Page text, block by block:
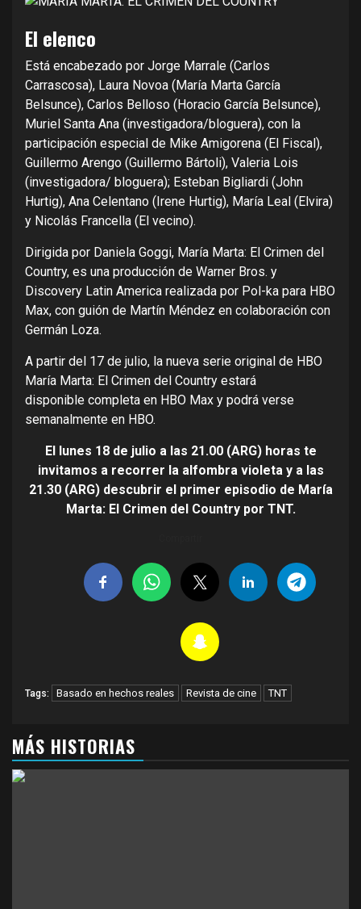
El elenco
Está encabezado por Jorge Marrale (Carlos
Carrascosa), Laura Novoa (María Marta García
Belsunce), Carlos Belloso (Horacio García Belsunce),
Muriel Santa Ana (investigadora/bloguera), con la
participación especial de Mike Amigorena (El Fiscal),
Guillermo Arengo (Guillermo Bártoli), Valeria Lois
(investigadora/ bloguera); Esteban Bigliardi (John
Hurtig), Ana Celentano (Irene Hurtig), María Leal (Elvira)
y Nicolás Francella (El vecino).
Dirigida por Daniela Goggi, María Marta: El Crimen del
Country, es una producción de Warner Bros. y
Discovery Latin America realizada por Pol-ka para HBO
Max, con guión de Martín Méndez en colaboración con
Germán Loza.
A partir del 17 de julio, la nueva serie original de HBO
María Marta: El Crimen del Country estará
disponible completa en HBO Max y podrá verse
semanalmente en HBO.
El lunes 18 de julio a las 21.00 (ARG) horas te
invitamos a recorrer la alfombra violeta y a las
21.30 (ARG) descubrir el primer episodio de María
Marta: El Crimen del Country por TNT.
Tags: Basado en hechos reales Revista de cine TNT
MÁS HISTORIAS